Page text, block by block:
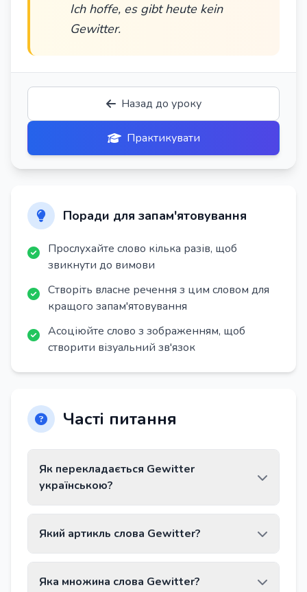
Ich hoffe, es gibt heute kein
Gewitter.
Назад до уроку
Практикувати
Поради для запам'ятовування
Прослухайте слово кілька разів, щоб
звикнути до вимови
Створіть власне речення з цим словом для
кращого запам'ятовування
Асоціюйте слово з зображенням, щоб
створити візуальний зв'язок
Часті питання
Як перекладається Gewitter
українською?
Який артикль слова Gewitter?
Яка множина слова Gewitter?